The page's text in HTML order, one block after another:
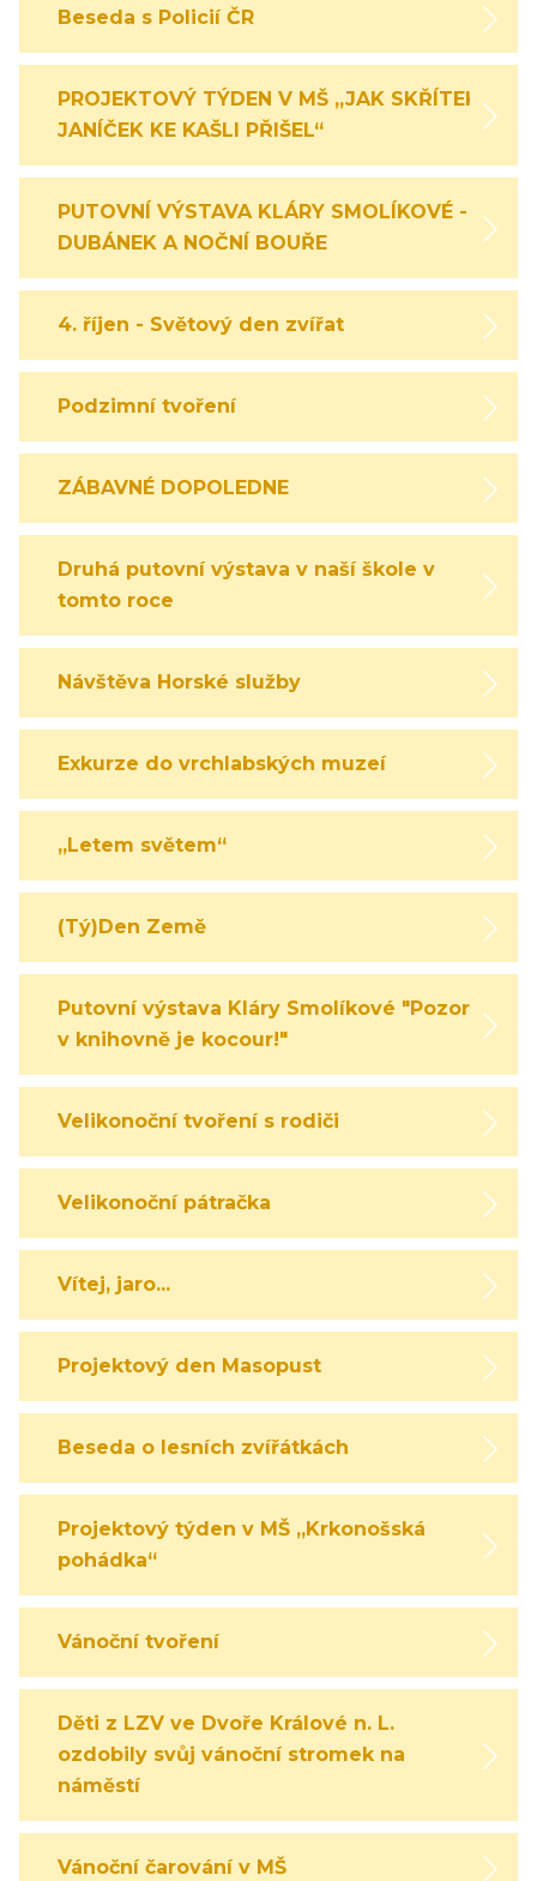
Beseda s Policií ČR
PROJEKTOVÝ TÝDEN V MŠ „JAK SKŘÍTEK
JANÍČEK KE KAŠLI PŘIŠEL“
PUTOVNÍ VÝSTAVA KLÁRY SMOLÍKOVÉ -
DUBÁNEK A NOČNÍ BOUŘE
4. říjen - Světový den zvířat
Podzimní tvoření
ZÁBAVNÉ DOPOLEDNE
Druhá putovní výstava v naší škole v
tomto roce
Návštěva Horské služby
Exkurze do vrchlabských muzeí
„Letem světem“
(Tý)Den Země
Putovní výstava Kláry Smolíkové "Pozor,
v knihovně je kocour!"
Velikonoční tvoření s rodiči
Velikonoční pátračka
Vítej, jaro...
Projektový den Masopust
Beseda o lesních zvířátkách
Projektový týden v MŠ „Krkonošská
pohádka“
Vánoční tvoření
Děti z LZV ve Dvoře Králové n. L.
ozdobily svůj vánoční stromek na
náměstí
Vánoční čarování v MŠ